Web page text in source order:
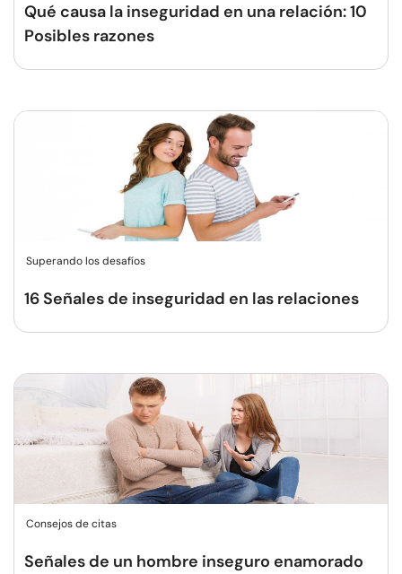
Qué causa la inseguridad en una relación: 10
Posibles razones
Superando los desafíos
16 Señales de inseguridad en las relaciones
Consejos de citas
Señales de un hombre inseguro enamorado